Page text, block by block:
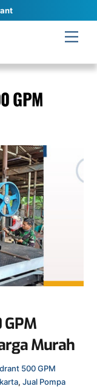
GPM
Murah
500 GPM
,Jual Pompa